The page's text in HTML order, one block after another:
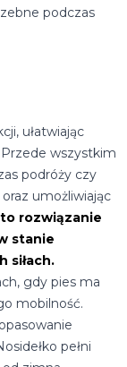
podczas
ułatwiając
wszystkim
podróży czy
umożliwiając
rozwiązanie
stanie
siłach.
gdy pies ma
mobilność.
pełni